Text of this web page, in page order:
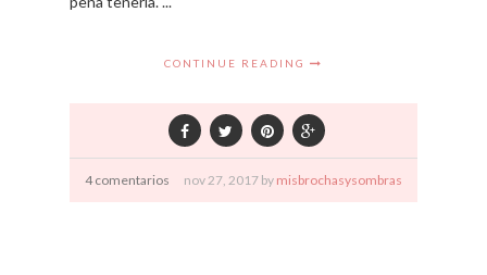
CONTINUE READING
4 comentarios nov 27, 2017 by misbrochasysombras